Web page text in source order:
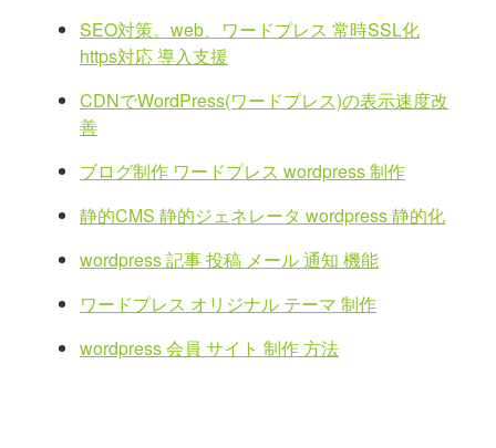
SEO対策。web、ワードプレス 常時SSL化
https対応 導入支援
CDNでWordPress(ワードプレス)の表示速度改
善
ブログ制作 ワードプレス wordpress 制作
静的CMS 静的ジェネレータ wordpress 静的化
wordpress 記事 投稿 メール 通知 機能
ワードプレス オリジナル テーマ 制作
wordpress 会員 サイト 制作 方法